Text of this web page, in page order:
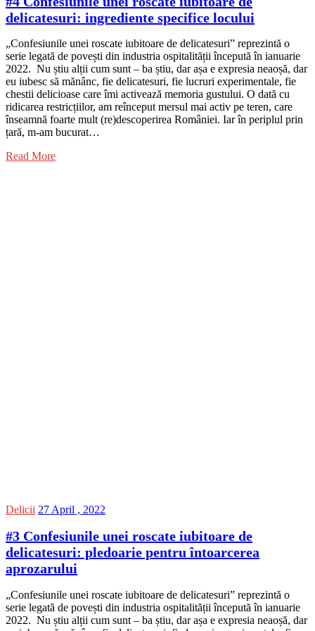
delicatesuri: ingrediente specifice locului
„Confesiunile unei roscate iubitoare de delicatesuri” reprezintă o
serie legată de povești din industria ospitalității începută în ianuarie
2022. Nu știu alții cum sunt – ba știu, dar așa e expresia neaoșă, dar
eu iubesc să mănânc, fie delicatesuri, fie lucruri experimentale, fie
chestii delicioase care îmi activează memoria gustului. O dată cu
ridicarea restricțiilor, am reînceput mersul mai activ pe teren, care
înseamnă foarte mult (re)descoperirea României. Iar în periplul prin
țară, m-am bucurat…
Read More
Delicii 27 April , 2022
#3 Confesiunile unei roscate iubitoare de
delicatesuri: pledoarie pentru întoarcerea
aprozarului
„Confesiunile unei roscate iubitoare de delicatesuri” reprezintă o
serie legată de povești din industria ospitalității începută în ianuarie
2022. Nu știu alții cum sunt – ba știu, dar așa e expresia neaoșă, dar